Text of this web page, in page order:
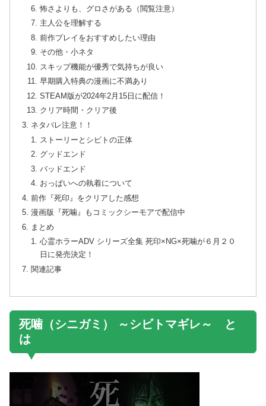
怖さよりも、グロさがある（閲覧注意）
主人公を理解する
前作プレイをおすすめしたい理由
その他・小ネタ
スキップ機能が優秀で気持ちが良い
早期購入特典の漫画に不満あり
STEAM版が2024年2月15日に配信！
クリア時間・クリア後
ネタバレ注意！！
ストーリーとシビトの正体
グッドエンド
バッドエンド
おっぱいへの執着について
前作『死印』をクリアした感想
漫画版『死噛』もコミックシーモアで配信中
まとめ
心霊ホラーADV シリーズ全集 死印×NG×死噛が６月２０
日に発売決定！
関連記事
死噛（シニガミ） ～シビトマギレ～ と
は